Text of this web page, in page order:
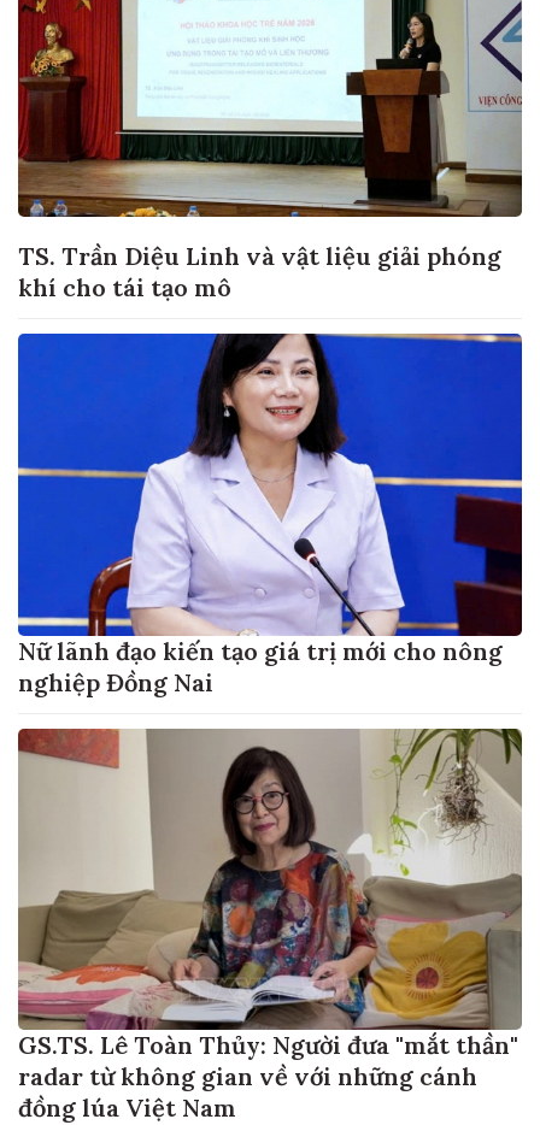
TS. Trần Diệu Linh và vật liệu giải phóng
khí cho tái tạo mô
Nữ lãnh đạo kiến tạo giá trị mới cho nông
nghiệp Đồng Nai
GS.TS. Lê Toàn Thủy: Người đưa "mắt thần"
radar từ không gian về với những cánh
đồng lúa Việt Nam